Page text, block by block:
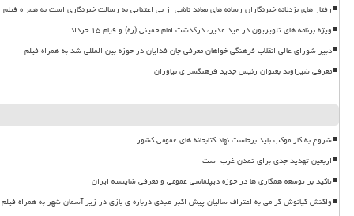
رفتار های بزدلانه خبرنگاران رسانه های معاند ناشی از بی اعتنایی به رسالت خبرنگاری است به همراه فیلم
ویژه برنامه های تلویزیون در عید غدیر، درگذشت امام خمینی (ره) و قیام ۱۵ خرداد
دبیر شورای عالی انقلاب فرهنگی خواهان معرفی جان فدایان در حوزه بین المللی شد به همراه فیلم
معرفی شیراوند بعنوان رئیس جدید فرهنگسرای نیاوران
شروع به کار موکب باید برخاست نهاد کتابخانه های عمومی کشور
اربعین تهدید جدی برای تمدن غرب است
تاکید بر توسعه همکاری ها در حوزه دیپلماسی عمومی و معرفی شایسته ایران
واکنش کیانوش گرامی به اعتراف سالیان پیش اکبر عبدی درباره ی بازی در زیر آسمان شهر به همراه فیلم